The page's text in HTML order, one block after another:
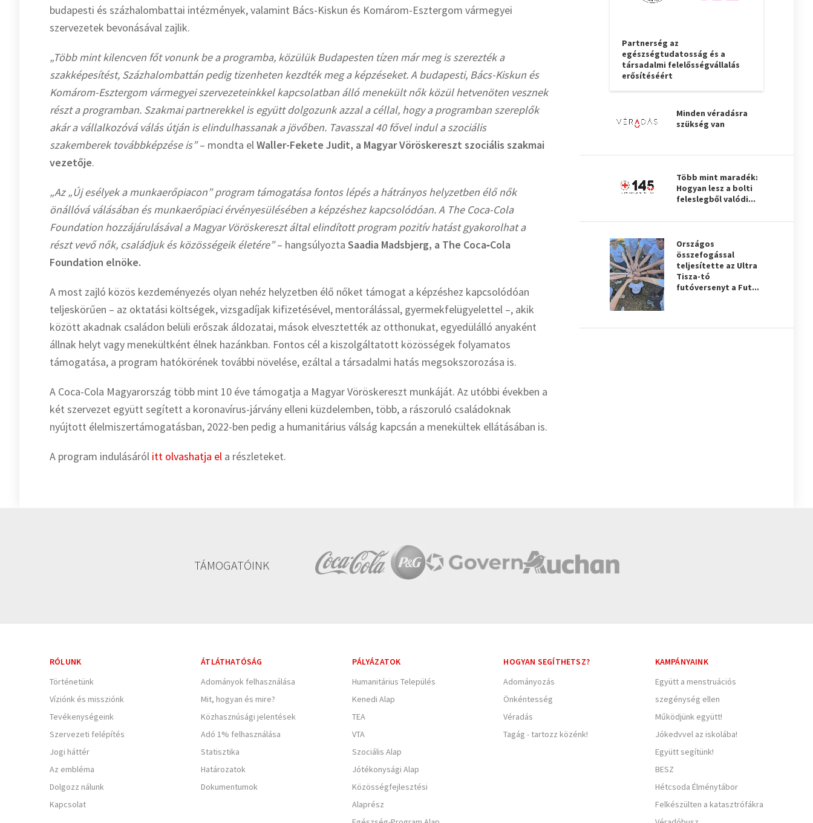
budapesti és százhalombattai intézmények, valamint Bács-Kiskun és Komárom-Esztergom vármegyei
szervezetek bevonásával zajlik.
„Több mint kilencven főt vonunk be a programba, közülük Budapesten tízen már meg is szerezték a
szakképesítést, Százhalombattán pedig tizenheten kezdték meg a képzéseket. A budapesti, Bács-Kiskun és
Komárom-Esztergom vármegyei szervezeteinkkel kapcsolatban álló menekült nők közül hetvenöten vesznek
részt a programban. Szakmai partnerekkel is együtt dolgozunk azzal a céllal, hogy a programban szereplők
akár a vállalkozóvá válás útján is elindulhassanak a jövőben. Tavasszal 40 fővel indul a szociális
szakemberek továbbképzése is”– mondta elWaller-Fekete Judit, a Magyar Vöröskereszt szociális szakmai
vezetője.
„Az „Új esélyek a munkaerőpiacon” program támogatása fontos lépés a hátrányos helyzetben élő nők
önállóvá válásában és munkaerőpiaci érvényesülésében a képzéshez kapcsolódóan. A The Coca-Cola
Foundation hozzájárulásával a Magyar Vöröskereszt által elindított program pozitív hatást gyakorolhat a
részt vevő nők, családjuk és közösségeik életére”– hangsúlyozta Saadia Madsbjerg, a The Coca‑Cola
Foundation elnöke.
A most zajló közös kezdeményezés olyan nehéz helyzetben élő nőket támogat a képzéshez kapcsolódóan
teljeskörűen – az oktatási költségek, vizsgadíjak kifizetésével, mentorálással, gyermekfelügyelettel –, akik
között akadnak családon belüli erőszak áldozatai, mások elvesztették az otthonukat, egyedülálló anyaként
állnak helyt vagy menekültként élnek hazánkban. Fontos cél a kiszolgáltatott közösségek folyamatos
támogatása, a program hatókörének további növelése, ezáltal a társadalmi hatás megsokszorozása is.
A Coca-Cola Magyarország több mint 10 éve támogatja a Magyar Vöröskereszt munkáját. Az utóbbi években a
két szervezet együtt segített a koronavírus-járvány elleni küzdelemben, több, a rászoruló családoknak
nyújtott élelmiszertámogatásban, 2022-ben pedig a humanitárius válság kapcsán a menekültek ellátásában is.
A program indulásáról itt olvashatja el a részleteket.
Partnerség az
egészségtudatosság és a
társadalmi felelősségvállalás
erősítéséért
Minden véradásra
szükség van
Több mint maradék:
Hogyan lesz a bolti
feleslegből valódi...
Országos
összefogással
teljesítette az Ultra
Tisza-tó
futóversenyt a Fut...
TÁMOGATÓINK
RÓLUNK
Történetünk
Víziónk és missziónk
Tevékenységeink
Szervezeti felépítés
Jogi háttér
Az embléma
Dolgozz nálunk
Kapcsolat
ÁTLÁTHATÓSÁG
Adományok felhasználása
Mit, hogyan és mire?
Közhasznúsági jelentések
Adó 1% felhasználása
Statisztika
Határozatok
Dokumentumok
PÁLYÁZATOK
Humanitárius Település
Kenedi Alap
TEA
VTA
Szociális Alap
Jótékonysági Alap
Közösségfejlesztési
Alaprész
HOGYAN SEGÍTHETSZ?
Adományozás
Önkéntesség
Véradás
Tagág - tartozz közénk!
KAMPÁNYAINK
Együtt a menstruációs
szegénység ellen
Működjünk együtt!
Jókedvvel az iskolába!
Együtt segítünk!
BESZ
Hétcsoda Élménytábor
Felkészülten a katasztrófákra